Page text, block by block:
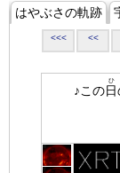
はやぶさの軌跡
<<< <<
♪この日
ひ